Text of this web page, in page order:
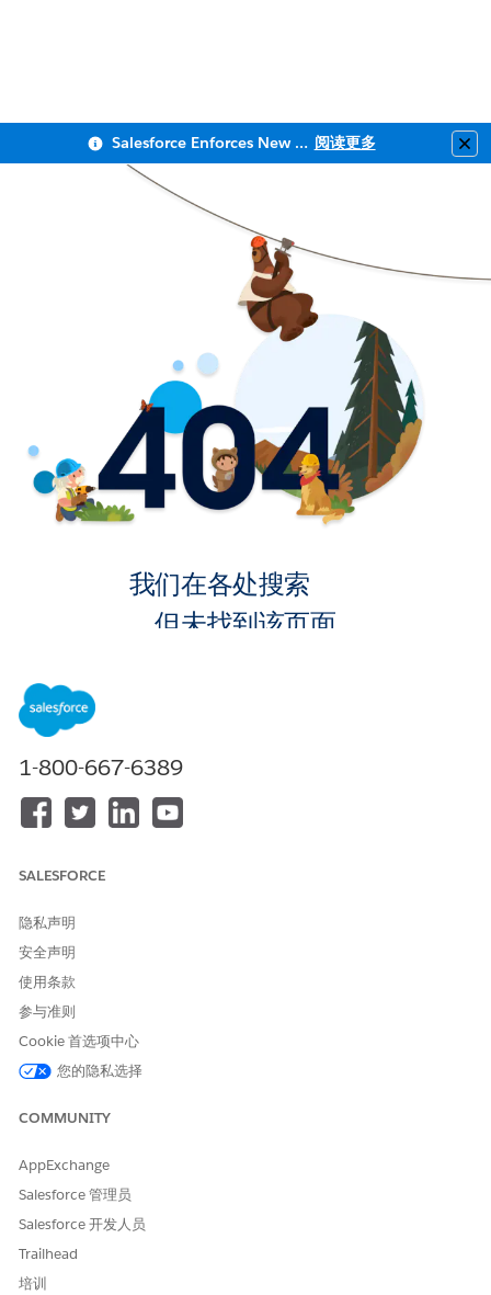
Salesforce Enforces New Security Requirements in Summer 2026 阅读更多
我们在各处搜索
，但未找到该页面。
1-800-667-6389
SALESFORCE
隐私声明
安全声明
使用条款
参与准则
Cookie 首选项中心
您的隐私选择
COMMUNITY
AppExchange
Salesforce 管理员
Salesforce 开发人员
Trailhead
培训